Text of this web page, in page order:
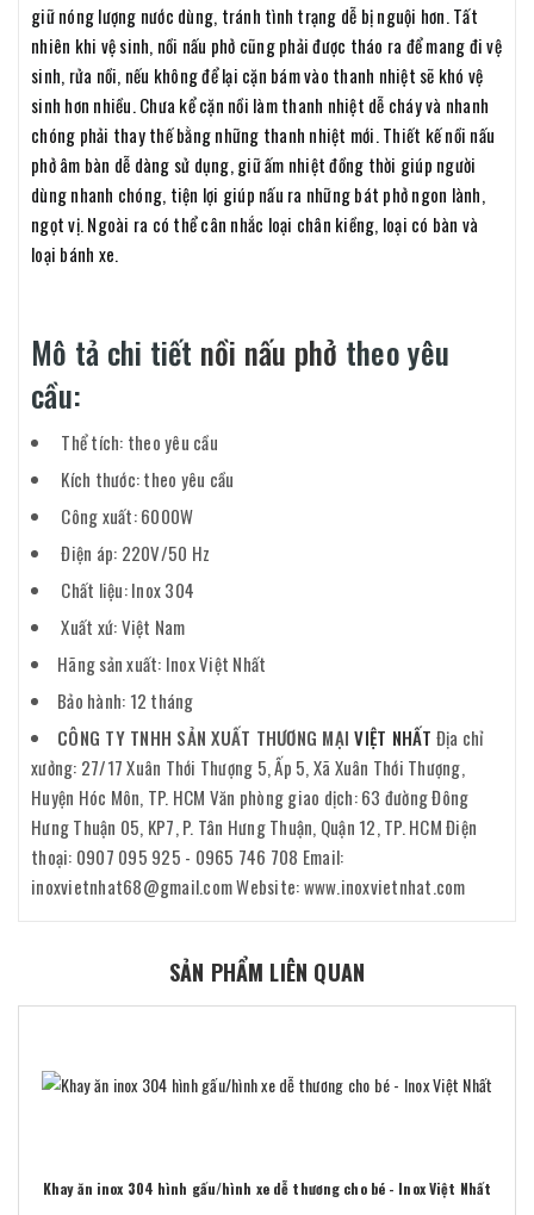
giữ nóng lượng nước dùng, tránh tình trạng dễ bị nguội hơn. Tất
nhiên khi vệ sinh, nồi nấu phở cũng phải được tháo ra để mang đi vệ
sinh, rửa nồi, nếu không để lại cặn bám vào thanh nhiệt sẽ khó vệ
sinh hơn nhiều. Chưa kể cặn nồi làm thanh nhiệt dễ cháy và nhanh
chóng phải thay thế bằng những thanh nhiệt mới. Thiết kế nồi nấu
phở âm bàn dễ dàng sử dụng, giữ ấm nhiệt đồng thời giúp người
dùng nhanh chóng, tiện lợi giúp nấu ra những bát phở ngon lành,
ngọt vị. Ngoài ra có thể cân nhắc loại chân kiềng, loại có bàn và
loại bánh xe.
Mô tả chi tiết nồi nấu phở theo yêu
cầu:
Thể tích: theo yêu cầu
Kích thước: theo yêu cầu
Công xuất: 6000W
Điện áp: 220V/50 Hz
Chất liệu: Inox 304
Xuất xứ: Việt Nam
Hãng sản xuất: Inox Việt Nhất
Bảo hành: 12 tháng
CÔNG TY TNHH SẢN XUẤT THƯƠNG MẠIVIỆT NHẤT Địa chỉ
xưởng: 27/17 Xuân Thới Thượng 5, Ấp 5, Xã Xuân Thới Thượng,
Huyện Hóc Môn, TP. HCM Văn phòng giao dịch: 63 đường Đông
Hưng Thuận 05, KP7, P. Tân Hưng Thuận, Quận 12, TP. HCM Điện
thoại: 0907 095 925 - 0965 746 708 Email:
inoxvietnhat68@gmail.com Website: www.inoxvietnhat.com
SẢN PHẨM LIÊN QUAN
Khay ăn inox 304 hình gấu/hình xe dễ thương cho bé - Inox Việt Nhất